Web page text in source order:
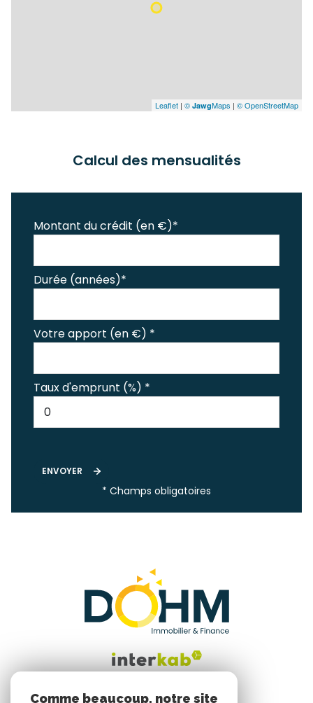
Leaflet | © JawgMaps | © OpenStreetMap
Calcul des mensualités
Montant du crédit (en €)*
Durée (années)*
Votre apport (en €) *
Taux d'emprunt (%) *
ENVOYER
* Champs obligatoires
Comme beaucoup, notre site